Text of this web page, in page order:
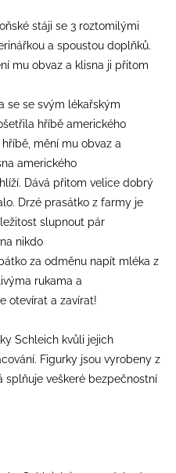
stáji se 3 roztomilými
a spoustou doplňků.
mu obvaz a klisna ji přitom
se se svým lékařským
hříbě amerického
mění mu obvaz a
amerického
Dává přitom velice dobrý
Drzé prasátko z farmy je
slupnout pár
nikdo
za odměnu napít mléka z
rukama a
otevírat a zavírat!
Schleich kvůli jejich
Figurky jsou vyrobeny z
splňuje veškeré bezpečnostní